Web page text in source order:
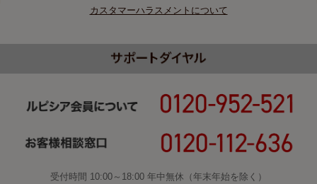
カスタマーハラスメントについて
受付時間 10:00～18:00 年中無休（年末年始を除く）